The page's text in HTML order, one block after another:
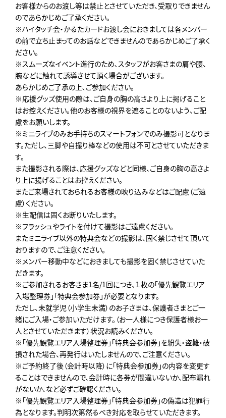
お客様からのお渡し等は禁止とさせていただき、受取りできません
のであらかじめご了承ください。
※ハイタッチ会・かるたカードお渡し会におきましては各メンバー
の前で立ち止まってのお話などできませんのであらかじめご了承く
ださい。
※スムーズなイベント進行のため､スタッフがお客さまの肩や腰、
腕などに触れて誘導させて頂く場合がございます。
あらかじめご了承の上､ご参加ください。
※応援グッズ使用の際は、ご自身の胸の高さより上に掲げること
はお控えください。他のお客様の視界を遮ることのないよう、ご配
慮をお願いします。
※ミニライブのみお手持ちのスマートフォンでのみ撮影可となりま
す。ただし、三脚や自撮り棒などの使用は不可とさせていただきま
す。
また撮影される際は、応援グッズなどと同様、ご自身の胸の高さよ
り上に揚げることはお控えください。
またご来場されておられるお客様の映り込みなどはご配慮（ご遠
慮）ください。
※生配信は固くお断りいたします。
※フラッシュやライトを付けて撮影はご遠慮ください。
またミニライブ以外の特典会などの撮影は、固く禁じさせて頂いて
おりますので、ご注意ください。
※メンバー移動中などにおきましても撮影を固く禁じさせていた
だきます。
※ご参加されるお客さま1名/1回につき、１枚の「優先観覧エリア
入場整理券」「特典会参加券」が必要となります。
ただし、未就学児（小学生未満）のお子さまは、保護者さまとご一
緒にご入場・ご参加いただけます。（お一人様につき保護者様お一
人とさせていただきます）状況お読みください。
※「優先観覧エリア入場整理券」「特典会参加券」を紛失・盗難・破
損された場合、再発行はいたしませんので、ご注意ください。
※ご予約終了後（会計時以降）に「特典会参加券」の内容を変更す
ることはできませんので、会計時に各券が間違いないか、配布漏れ
がないか、など必ずご確認ください。
※「優先観覧エリア入場整理券」「特典会参加券」の偽造は犯罪行
為となります。判明次第然るべき対応を取らせていただきます。